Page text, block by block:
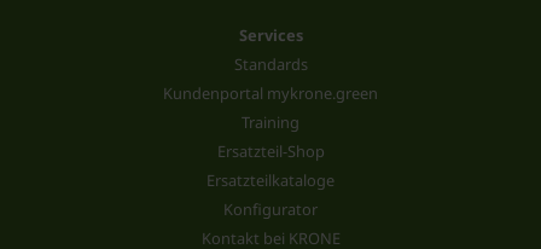
Services
Standards
Kundenportal mykrone.green
Training
Ersatzteil-Shop
Ersatzteilkataloge
Konfigurator
Kontakt bei KRONE